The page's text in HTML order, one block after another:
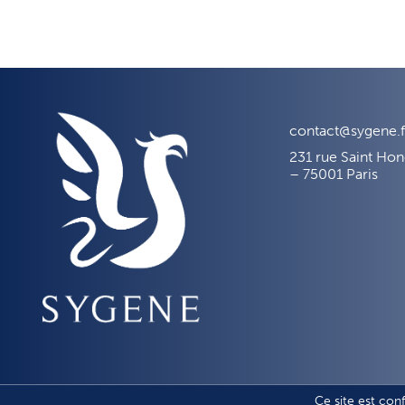
231 rue Saint
– 75001 Paris
Ce site est